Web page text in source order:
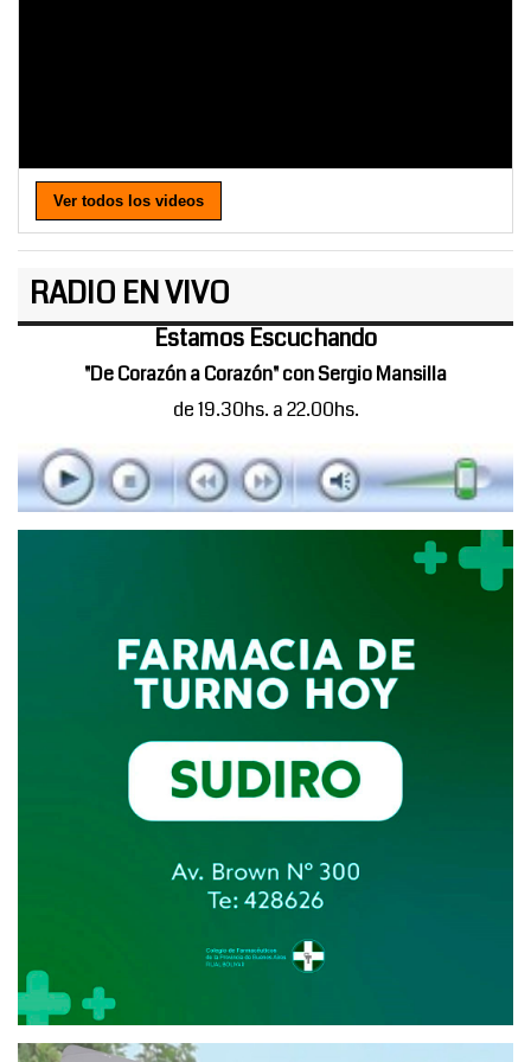
Ver todos los videos
RADIO EN VIVO
Estamos Escuchando
"De Corazón a Corazón" con Sergio Mansilla
de 19.30hs. a 22.00hs.